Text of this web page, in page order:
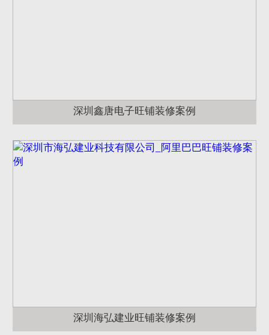
深圳鑫唐电子旺铺装修案例
深圳海弘建业旺铺装修案例